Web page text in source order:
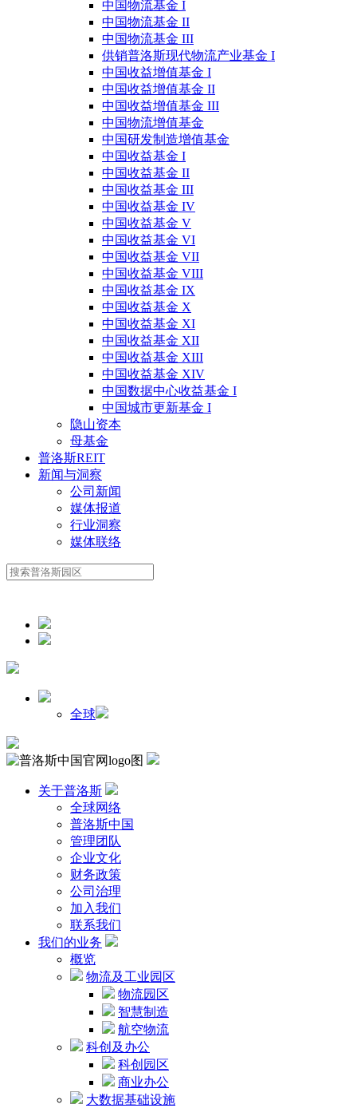
中国物流基金 I
中国物流基金 II
中国物流基金 III
供销普洛斯现代物流产业基金 I
中国收益增值基金 I
中国收益增值基金 II
中国收益增值基金 III
中国物流增值基金
中国研发制造增值基金
中国收益基金 I
中国收益基金 II
中国收益基金 III
中国收益基金 IV
中国收益基金 V
中国收益基金 VI
中国收益基金 VII
中国收益基金 VIII
中国收益基金 IX
中国收益基金 X
中国收益基金 XI
中国收益基金 XII
中国收益基金 XIII
中国收益基金 XIV
中国数据中心收益基金 I
中国城市更新基金 I
隐山资本
母基金
普洛斯REIT
新闻与洞察
公司新闻
媒体报道
行业洞察
媒体联络
全球
关于普洛斯
全球网络
普洛斯中国
管理团队
企业文化
财务政策
公司治理
加入我们
联系我们
我们的业务
概览
物流及工业园区
物流园区
智慧制造
航空物流
科创及办公
科创园区
商业办公
大数据基础设施